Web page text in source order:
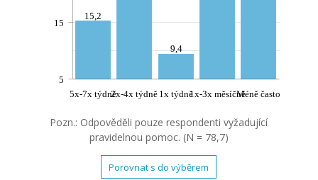
15,2
9,4
5x-7x týdně2x-4x týdně 1x týdně1x-3x měsíčněMéně často
5
15
Pozn.: Odpověděli pouze respondenti vyžadující
pravidelnou pomoc. (N = 78,7)
Porovnat s do výběrem